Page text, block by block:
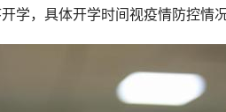
学，具体开学时间视疫情防控情